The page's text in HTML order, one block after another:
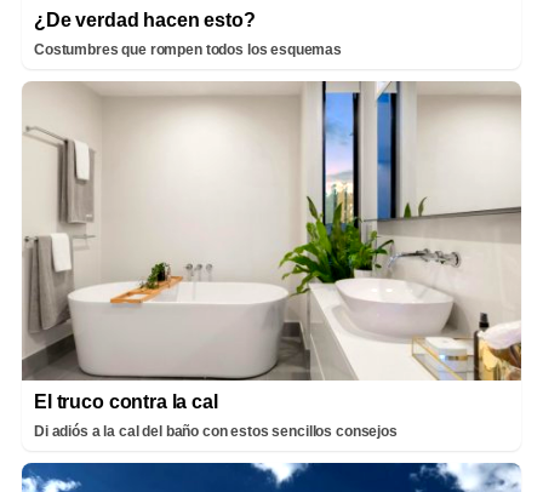
¿De verdad hacen esto?
Costumbres que rompen todos los esquemas
El truco contra la cal
Di adiós a la cal del baño con estos sencillos consejos